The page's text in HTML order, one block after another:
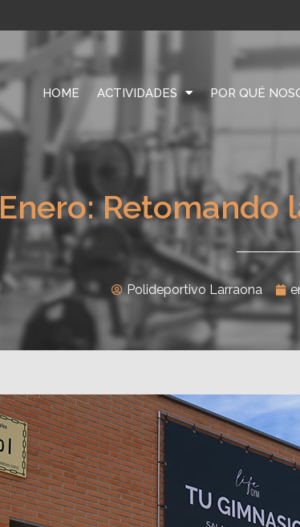
HOME ACTIVIDADES POR QUÉ
Enero: Retomando
Polideportivo Larraona